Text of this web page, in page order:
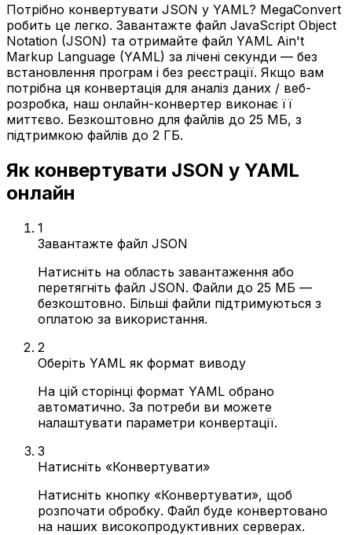
Потрібно конвертувати JSON у YAML? MegaConvert
робить це легко. Завантажте файл JavaScript Object
Notation (JSON) та отримайте файл YAML Ain't
Markup Language (YAML) за лічені секунди — без
встановлення програм і без реєстрації. Якщо вам
потрібна ця конвертація для аналіз даних / веб-
розробка, наш онлайн-конвертер виконає її
миттєво. Безкоштовно для файлів до 25 МБ, з
підтримкою файлів до 2 ГБ.
Як конвертувати JSON у YAML
онлайн
1
Завантажте файл JSON
Натисніть на область завантаження або
перетягніть файл JSON. Файли до 25 МБ —
безкоштовно. Більші файли підтримуються з
оплатою за використання.
2
Оберіть YAML як формат виводу
На цій сторінці формат YAML обрано
автоматично. За потреби ви можете
налаштувати параметри конвертації.
3
Натисніть «Конвертувати»
Натисніть кнопку «Конвертувати», щоб
розпочати обробку. Файл буде конвертовано
на наших високопродуктивних серверах.